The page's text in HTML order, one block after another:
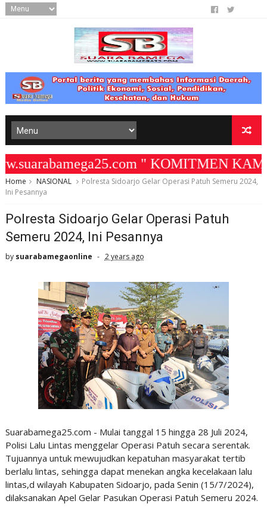
" KOMITMEN KAMI
Home NASIONAL
Polresta Sidoarjo Gelar Operasi Patuh Semeru 2024,
Ini Pesannya
Polresta Sidoarjo Gelar Operasi Patuh
Semeru 2024, Ini Pesannya
by suarabamegaonline 2 years ago
Suarabamega25.com - Mulai tanggal 15 hingga 28 Juli 2024,
Polisi Lalu Lintas menggelar Operasi Patuh secara serentak.
Tujuannya untuk mewujudkan kepatuhan masyarakat tertib
berlalu lintas, sehingga dapat menekan angka kecelakaan lalu
lintas,d wilayah Kabupaten Sidoarjo, pada Senin (15/7/2024),
dilaksanakan Apel Gelar Pasukan Operasi Patuh Semeru 2024.